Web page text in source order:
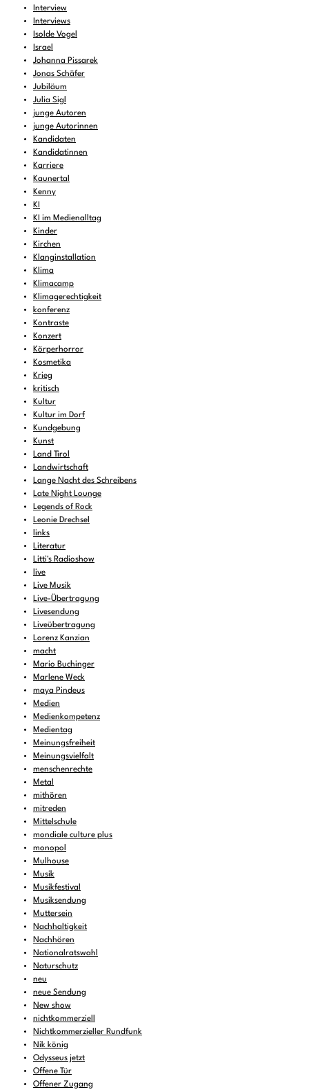
Interview
Interviews
Isolde Vogel
Israel
Johanna Pissarek
Jonas Schäfer
Jubiläum
Julia Sigl
junge Autoren
junge Autorinnen
Kandidaten
Kandidatinnen
Karriere
Kaunertal
Kenny
KI
KI im Medienalltag
Kinder
Kirchen
Klanginstallation
Klima
Klimacamp
Klimagerechtigkeit
konferenz
Kontraste
Konzert
Körperhorror
Kosmetika
Krieg
kritisch
Kultur
Kultur im Dorf
Kundgebung
Kunst
Land Tirol
Landwirtschaft
Lange Nacht des Schreibens
Late Night Lounge
Legends of Rock
Leonie Drechsel
links
Literatur
Litti's Radioshow
live
Live Musik
Live-Übertragung
Livesendung
Liveübertragung
Lorenz Kanzian
macht
Mario Buchinger
Marlene Weck
maya Pindeus
Medien
Medienkompetenz
Medientag
Meinungsfreiheit
Meinungsvielfalt
menschenrechte
Metal
mithören
mitreden
Mittelschule
mondiale culture plus
monopol
Mulhouse
Musik
Musikfestival
Musiksendung
Muttersein
Nachhaltigkeit
Nachhören
Nationalratswahl
Naturschutz
neu
neue Sendung
New show
nichtkommerziell
Nichtkommerzieller Rundfunk
Nik könig
Odysseus jetzt
Offene Tür
Offener Zugang